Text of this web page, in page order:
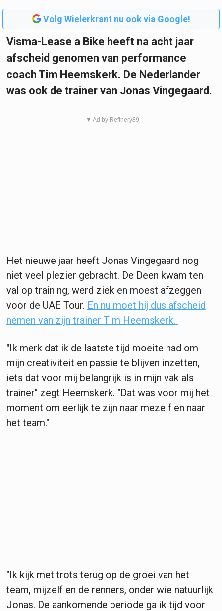
Volg Wielerkrant nu ook via Google!
Visma-Lease a Bike heeft na acht jaar
afscheid genomen van performance
coach Tim Heemskerk. De Nederlander
was ook de trainer van Jonas Vingegaard.
▼ Ad by Refinery89
Het nieuwe jaar heeft Jonas Vingegaard nog
niet veel plezier gebracht. De Deen kwam ten
val op training, werd ziek en moest afzeggen
voor de UAE Tour. En nu moet hij dus afscheid
nemen van zijn trainer Tim Heemskerk.
"Ik merk dat ik de laatste tijd moeite had om
mijn creativiteit en passie te blijven inzetten,
iets dat voor mij belangrijk is in mijn vak als
trainer" zegt Heemskerk. "Dat was voor mij het
moment om eerlijk te zijn naar mezelf en naar
het team."
"Ik kijk met trots terug op de groei van het
team, mijzelf en de renners, onder wie natuurlijk
Jonas. De aankomende periode ga ik tijd voor